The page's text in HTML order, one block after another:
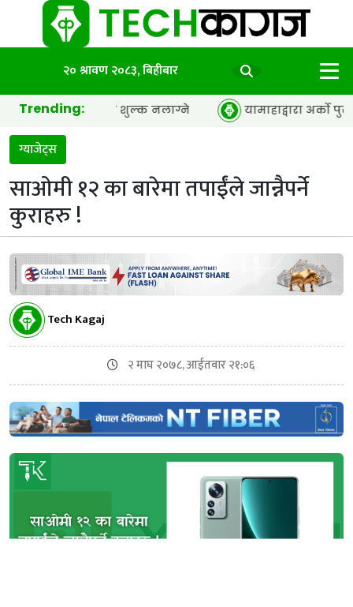
२० श्रावण २०८३, बिहीबार
Trending:
सेवामा थप शुल्क नलाग्ने यामाहाद्वारा अर्को
ग्याजेट्स
साओमी १२ का बारेमा तपाईंले जान्नैपर्ने
कुराहरु !
Tech Kagaj
२ माघ २०७८, आईतवार २१:०६